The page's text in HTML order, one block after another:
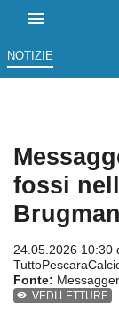
NOTIZIE
fossi
24.05.2026 10:30
Fonte:
VEDI LETTURE